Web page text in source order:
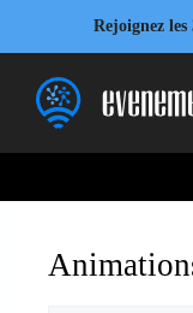
Rejoignez les